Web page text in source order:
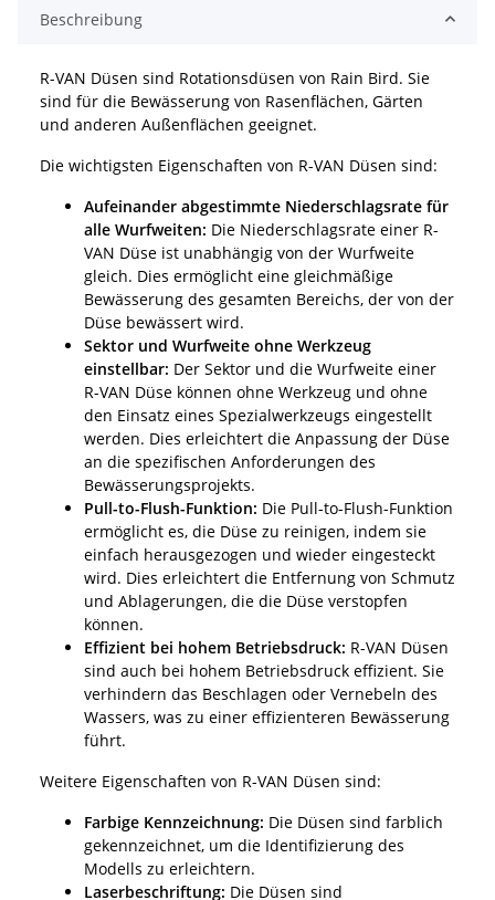
Beschreibung
R-VAN Düsen sind Rotationsdüsen von Rain Bird. Sie
sind für die Bewässerung von Rasenflächen, Gärten
und anderen Außenflächen geeignet.
Die wichtigsten Eigenschaften von R-VAN Düsen sind:
Aufeinander abgestimmte Niederschlagsrate für
alle Wurfweiten: Die Niederschlagsrate einer R-
VAN Düse ist unabhängig von der Wurfweite
gleich. Dies ermöglicht eine gleichmäßige
Bewässerung des gesamten Bereichs, der von der
Düse bewässert wird.
Sektor und Wurfweite ohne Werkzeug
einstellbar: Der Sektor und die Wurfweite einer
R-VAN Düse können ohne Werkzeug und ohne
den Einsatz eines Spezialwerkzeugs eingestellt
werden. Dies erleichtert die Anpassung der Düse
an die spezifischen Anforderungen des
Bewässerungsprojekts.
Pull-to-Flush-Funktion: Die Pull-to-Flush-Funktion
ermöglicht es, die Düse zu reinigen, indem sie
einfach herausgezogen und wieder eingesteckt
wird. Dies erleichtert die Entfernung von Schmutz
und Ablagerungen, die die Düse verstopfen
können.
Effizient bei hohem Betriebsdruck: R-VAN Düsen
sind auch bei hohem Betriebsdruck effizient. Sie
verhindern das Beschlagen oder Vernebeln des
Wassers, was zu einer effizienteren Bewässerung
führt.
Weitere Eigenschaften von R-VAN Düsen sind:
Farbige Kennzeichnung: Die Düsen sind farblich
gekennzeichnet, um die Identifizierung des
Modells zu erleichtern.
Laserbeschriftung: Die Düsen sind